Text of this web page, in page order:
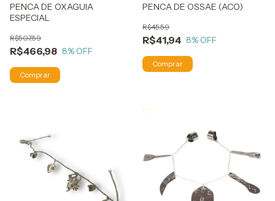
PENCA DE OXAGUIA
ESPECIAL
R$466,98
R$507,59
8% OFF
PENCA DE OSSAE (ACO)
R$41,94
R$45,59
8% OFF